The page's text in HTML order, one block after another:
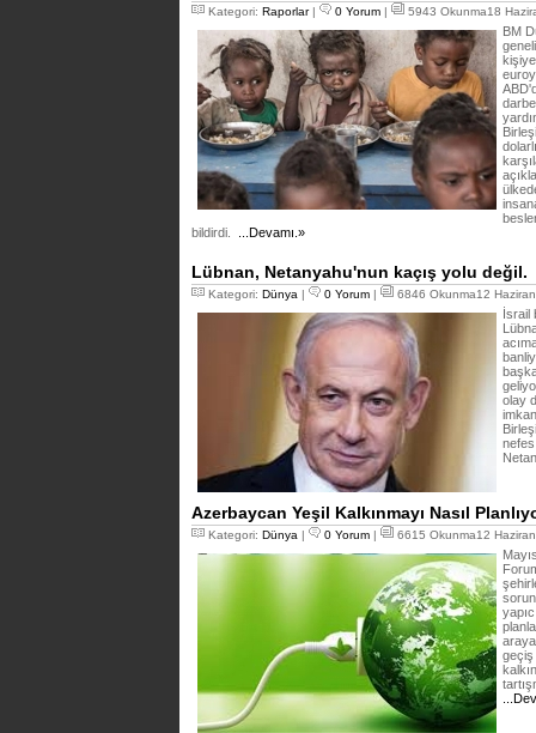
Kategori: Raporlar| 0 Yorum | 5943 Okunma18
BM
bildirdi.
...Devamı.»
Lübnan, Netanyahu'nun kaçış yolu değil.
Kategori: Dünya | 0 Yorum | 6846 Okunma12
İsrail
olay
nefes
Azerbaycan Yeşil Kalkınmayı Nasıl
Kategori: Dünya | 0 Yorum | 6615 Okunma12
geçiş